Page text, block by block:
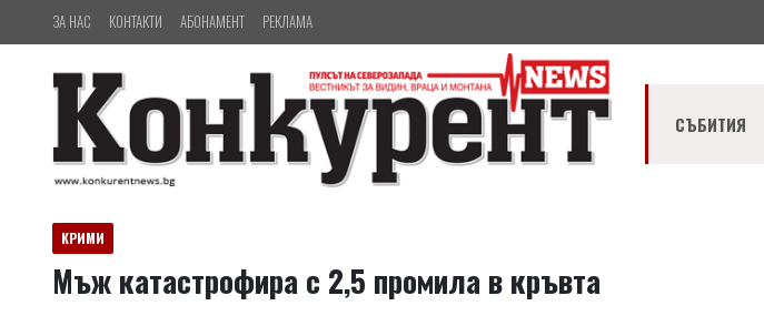
ЗА НАС КОНТАКТИ АБОНАМЕНТ РЕКЛАМА
СЪБИТИЯ
КРИМИ
Мъж катастрофира с 2,5 промила в кръвта